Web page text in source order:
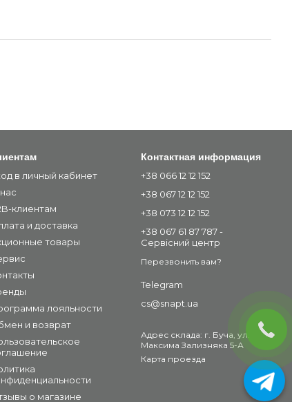
в личный кабинет
клиентам
и доставка
товары
лояльности
и возврат
о магазине
Контактная информация
+38 066 12 12 152
+38 067 12 12 152
+38 073 12 12 152
+38 067 61 87 787 -
Сервісний центр
Перезвонить вам?
Telegram
cs@snapt.ua
Адрес склада: г. Буча, ул.
Максима Зализняка 5-А
Карта проезда